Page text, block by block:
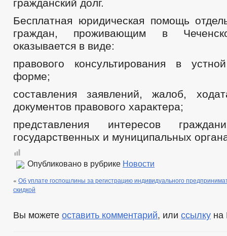
гражданский долг.
Бесплатная юридическая помощь
граждан, проживающим в
оказывается в виде:
правового консультирования в
форме;
составления заявлений, жалоб,
документов правового характера;
представления интересов
государственных и муниципальных
Опубликовано в рубрике Новости
« Об уплате госпошлины за регистрацию индивидуального
скидкой
Вы можете оставить комментарий, или ссылку на